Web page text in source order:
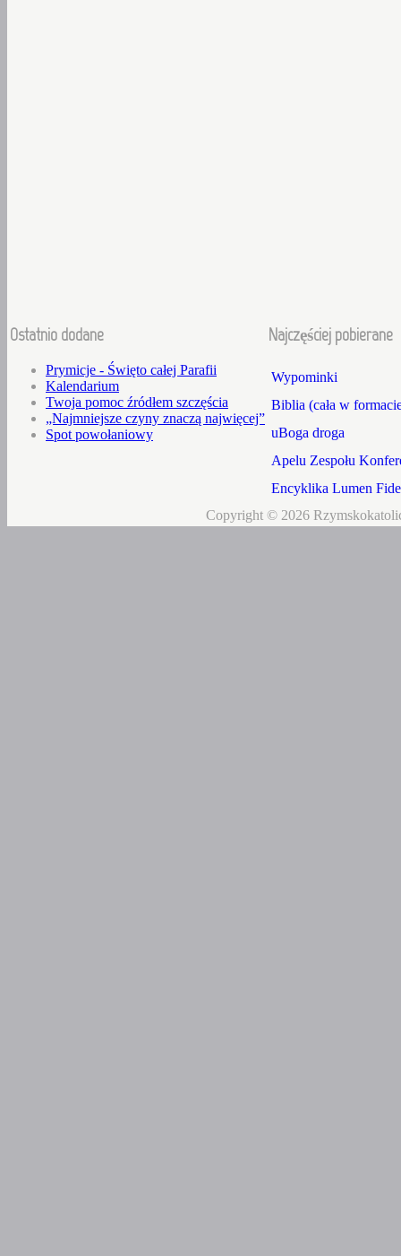
Ostatnio dodane
Prymicje - Święto całej Parafii
Kalendarium
Twoja pomoc źródłem szczęścia
„Najmniejsze czyny znaczą najwięcej”
Spot powołaniowy
Najczęściej pobierane
Wypominki
Biblia (cała w
uBoga droga
Apelu Zespołu
Encyklika Lumen
Copyright © 2026